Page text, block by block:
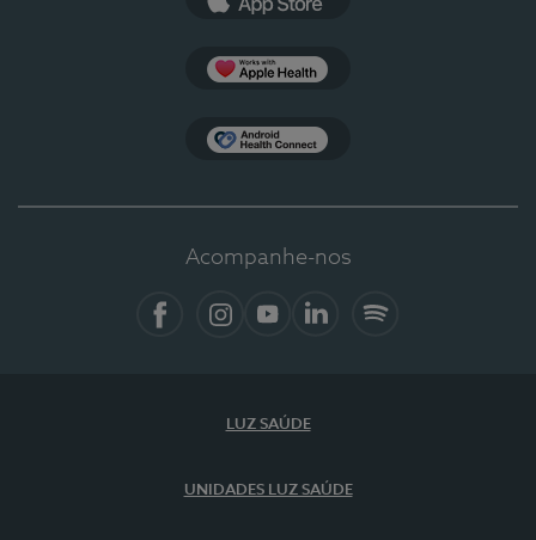
Acompanhe-nos
LUZ SAÚDE
UNIDADES LUZ SAÚDE